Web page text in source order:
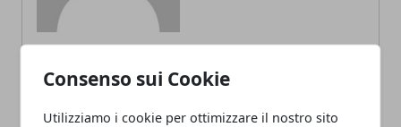
Consenso sui Cookie
Utilizziamo i cookie per ottimizzare il nostro sito